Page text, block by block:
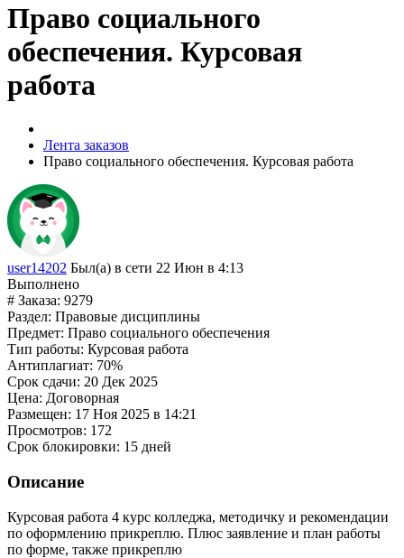
Право социального
обеспечения. Курсовая
работа
Лента заказов
Право социального обеспечения. Курсовая работа
user14202 Был(а) в сети 22 Июн в 4:13
Выполнено
# Заказа: 9279
Раздел: Правовые дисциплины
Предмет: Право социального обеспечения
Тип работы: Курсовая работа
Антиплагиат: 70%
Срок сдачи: 20 Дек 2025
Цена: Договорная
Размещен: 17 Ноя 2025 в 14:21
Просмотров: 172
Срок блокировки: 15 дней
Описание
Курсовая работа 4 курс колледжа, методичку и рекомендации
по оформлению прикреплю. Плюс заявление и план работы
по форме, также прикреплю